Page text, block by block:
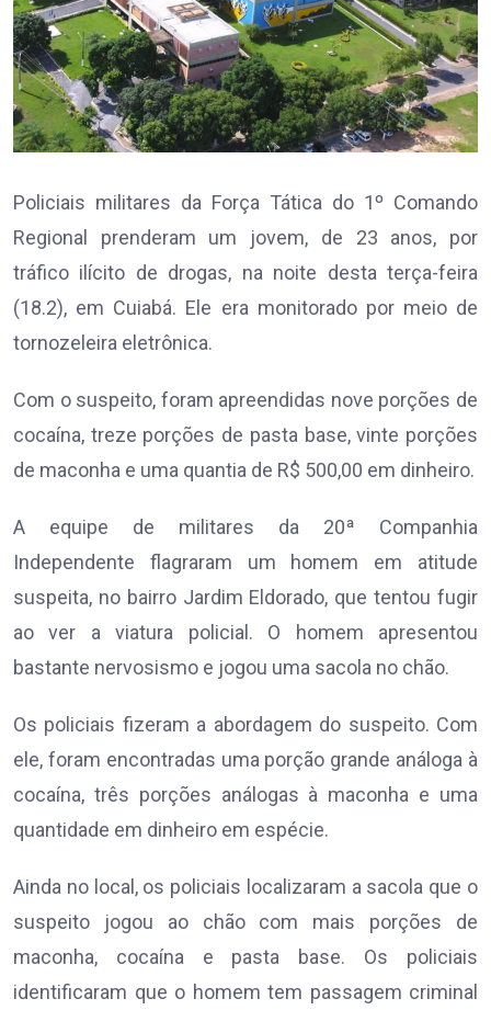
Policiais militares da Força Tática do 1º Comando
Regional prenderam um jovem, de 23 anos, por
tráfico ilícito de drogas, na noite desta terça-feira
(18.2), em Cuiabá. Ele era monitorado por meio de
tornozeleira eletrônica.
Com o suspeito, foram apreendidas nove porções de
cocaína, treze porções de pasta base, vinte porções
de maconha e uma quantia de R$ 500,00 em dinheiro.
A equipe de militares da 20ª Companhia
Independente flagraram um homem em atitude
suspeita, no bairro Jardim Eldorado, que tentou fugir
ao ver a viatura policial. O homem apresentou
bastante nervosismo e jogou uma sacola no chão.
Os policiais fizeram a abordagem do suspeito. Com
ele, foram encontradas uma porção grande análoga à
cocaína, três porções análogas à maconha e uma
quantidade em dinheiro em espécie.
Ainda no local, os policiais localizaram a sacola que o
suspeito jogou ao chão com mais porções de
maconha, cocaína e pasta base. Os policiais
identificaram que o homem tem passagem criminal